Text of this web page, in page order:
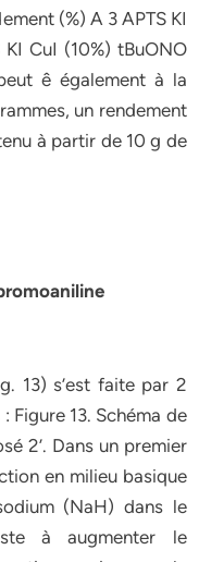
(%) A 3 APTS KI
CuI (10%) tBuONO
ê également à la
un rendement
à partir de 10 g de
13) s’est faite par 2
13. Schéma de
2’. Dans un premier
en milieu basique
(NaH) dans le
à augmenter le